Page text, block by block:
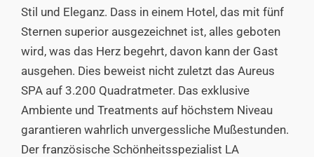
Stil und Eleganz. Dass in einem Hotel, das mit fünf
Sternen superior ausgezeichnet ist, alles geboten
wird, was das Herz begehrt, davon kann der Gast
ausgehen. Dies beweist nicht zuletzt das Aureus
SPA auf 3.200 Quadratmeter. Das exklusive
Ambiente und Treatments auf höchstem Niveau
garantieren wahrlich unvergessliche Mußestunden.
Der französische Schönheitsspezialist LA